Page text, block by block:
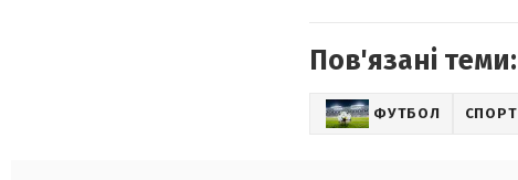
Пов'язані теми:
ФУТБОЛ СПОРТ